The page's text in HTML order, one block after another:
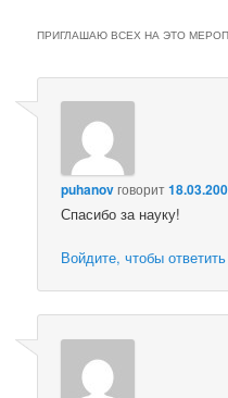
ПРИГЛАШАЮ ВСЕХ НА ЭТО
puhanovговорит
Спасибо за науку!
Войдите, чтобы ответить